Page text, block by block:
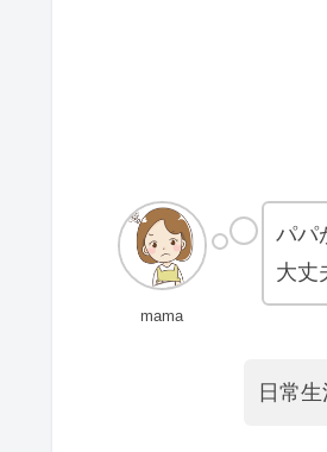
mama
パパ
大丈
日常